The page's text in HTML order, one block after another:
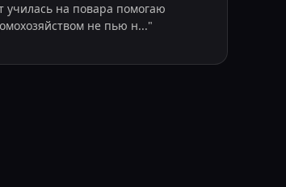
училась на повара помогаю
не пью н..."